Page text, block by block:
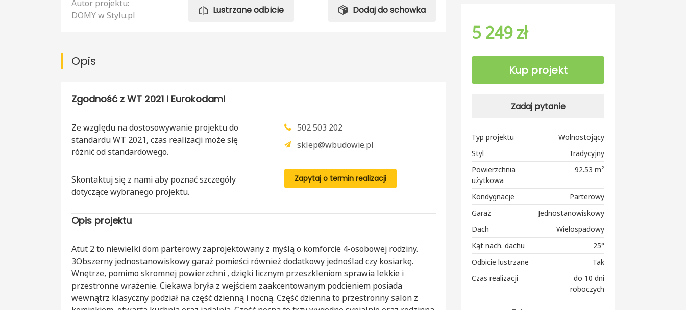
Autor projektu:
DOMY w Stylu.pl
Lustrzane odbicie Dodaj do schowka
Opis
Zgodność z WT 2021 i Eurokodami
Ze względu na dostosowywanie projektu do
standardu WT 2021, czas realizacji może się
różnić od standardowego.
Skontaktuj się z nami aby poznać szczegóły
dotyczące wybranego projektu.
502 503 202
sklep@wbudowie.pl
Zapytaj o termin realizacji
Opis projektu
Atut 2 to niewielki dom parterowy zaprojektowany z myślą o komforcie 4-osobowej rodziny.
3Obszerny jednostanowiskowy garaż pomieści również dodatkowy jednoślad czy kosiarkę.
Wnętrze, pomimo skromnej powierzchni , dzięki licznym przeszkleniom sprawia lekkie i
przestronne wrażenie. Ciekawa bryła z wejściem zaakcentowanym podcieniem posiada
wewnątrz klasyczny podział na część dzienną i nocną. Część dzienna to przestronny salon z
5 249 zł
Kup projekt
Zadaj pytanie
Typ projektu
Wolnostojący
Styl
Tradycyjny
Powierzchnia
użytkowa
92.53 m²
Kondygnacje
Parterowy
Garaż
Jednostanowiskowy
Dach
Wielospadowy
Kąt nach. dachu
25°
Odbicie lustrzane
Tak
Czas realizacji
do 10 dni
roboczych